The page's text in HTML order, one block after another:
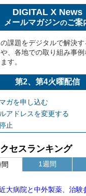
DIGITAL X News
メールマガジンのご案
課題をデジタルで解決
、各地での取り組み事
す。
第2、第4火曜配信
ガを申し込む
アドレスを変更する
止
セスランキング
大病院と中外製薬、治験
1週間